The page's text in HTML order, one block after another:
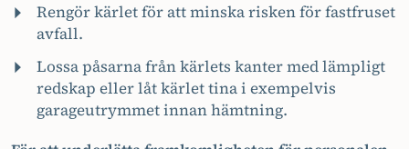
Rengör kärlet för att minska risken för fastfruset
avfall.
Lossa påsarna från kärlets kanter med lämpligt
redskap eller låt kärlet tina i exempelvis
garageutrymmet innan hämtning.